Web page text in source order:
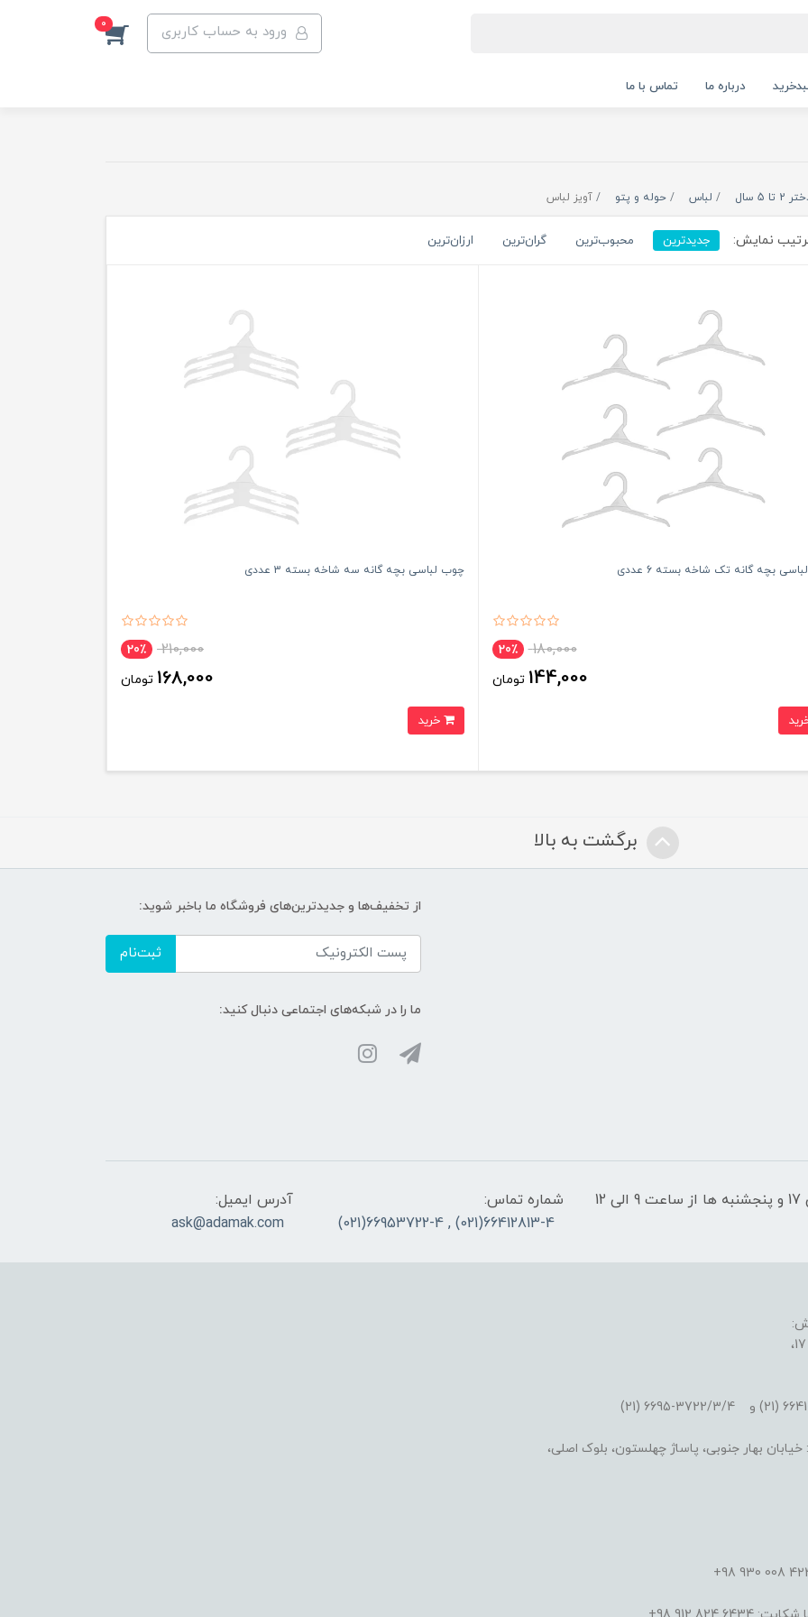
ورود به حساب کاربری 0
درباره ما تماس با ما
2 تا 5 سال لباس حوله و پتو آویز لباس
نمایش: جدیدترین محبوب‌ترین گران‌ترین ارزان‌ترین
بچه گانه تک شاخه بسته 6 عددی
180,000 20٪
144,000 تومان
چوب لباسی بچه گانه سه شاخه بسته 3 عددی
210,000 20٪
168,000 تومان
خرید
برگشت به بالا
از تخفیف‌ها و جدیدترین‌های فروشگاه ما باخبر شوید:
ثبت‌نام
ما را در شبکه‌های اجتماعی دنبال کنید:
پشتیبانی سایت: شنبه تا چهارشنبه از ساعت 9 الی 17 و پنجشنبه ها از ساعت 9 الی 12
شماره تماس:
66412813-4(021) , 66953722-4(021)
آدرس ایمیل:
ask@adamak.com
بهار جنوبی، پاساژ چهلستون، بلوک اصلی،